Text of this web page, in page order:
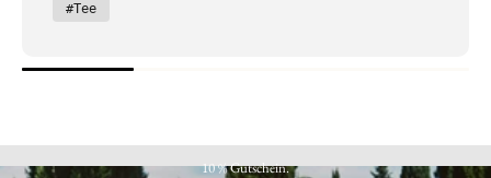
#Tee
10 % Gutschein.